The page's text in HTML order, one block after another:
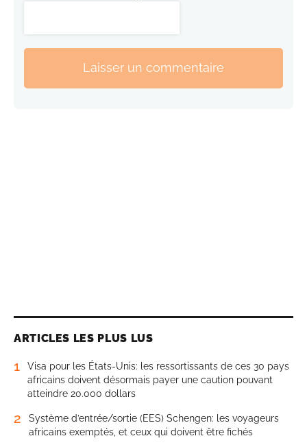
Laisser un commentaire
ARTICLES LES PLUS LUS
1
Visa pour les États-Unis: les ressortissants de ces 30 pays
africains doivent désormais payer une caution pouvant
atteindre 20.000 dollars
2
Système d’entrée/sortie (EES) Schengen: les voyageurs
africains exemptés, et ceux qui doivent être fichés